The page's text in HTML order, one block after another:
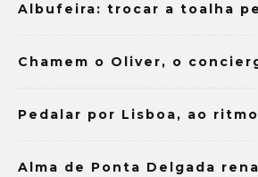
Albufeira: trocar a toalha
Chamem o Oliver, o
Pedalar por Lisboa, ao
Alma de Ponta Delgada